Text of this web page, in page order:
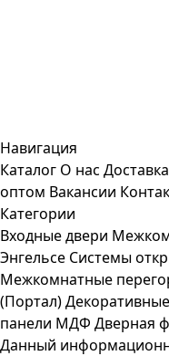
Навигация
Каталог О нас
оптом Вакансии
Категории
Входные двери
Энгельсе Системы
Межкомнатные
(Портал)
панели МДФ Дверная
Данный